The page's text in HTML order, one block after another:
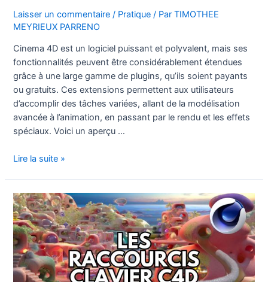
Laisser un commentaire / Pratique / ParTIMOTHEE
MEYRIEUX PARRENO
Cinema 4D est un logiciel puissant et polyvalent, mais ses
fonctionnalités peuvent être considérablement étendues
grâce à une large gamme de plugins, qu’ils soient payants
ou gratuits. Ces extensions permettent aux utilisateurs
d’accomplir des tâches variées, allant de la modélisation
avancée à l’animation, en passant par le rendu et les effets
spéciaux. Voici un aperçu …
Les
C4D
Cinema4D
Lire la suite »